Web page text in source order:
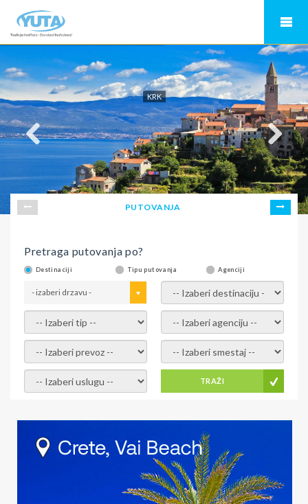
KRK
PUTOVANJA
Pretraga putovanja po?
Destinaciji Tipu putovanja Agenciji
- izaberi drzavu - - izaberi destinaciju -
- izaberi tip - - izaberi agenciju -
- izaberi prevoz - - Izaberite smestaj -
- Izaberite uslugu - TRAŽI